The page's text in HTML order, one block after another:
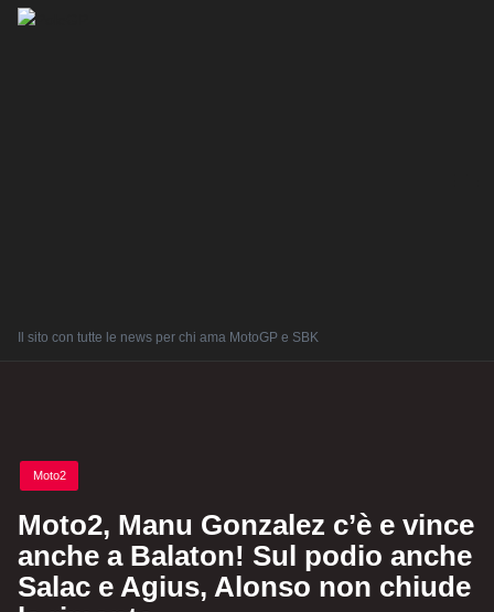
Il sito con tutte le news per chi ama MotoGP e SBK
Posted
in
Moto2
Moto2, Manu Gonzalez c’è e vince
anche a Balaton! Sul podio anche
Salac e Agius, Alonso non chiude